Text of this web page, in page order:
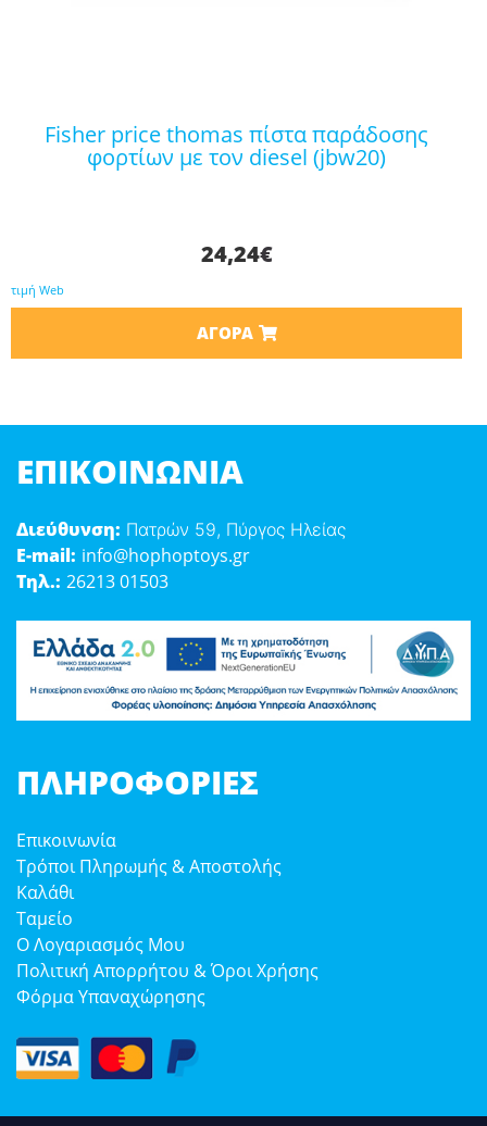
fisher price thomas πίστα παράδοσης
φορτίων με τον diesel (jbw20)
24,24€
τιμή Web
ΑΓΟΡΆ
ΕΠΙΚΟΙΝΩΝΊΑ
Διεύθυνση: Πατρών 59, Πύργος Ηλείας
E-mail: info@hophoptoys.gr
Τηλ.: 26213 01503
ΠΛΗΡΟΦΟΡΊΕΣ
Επικοινωνία
Τρόποι Πληρωμής & Αποστολής
Καλάθι
Ταμείο
Ο Λογαριασμός Μου
Πολιτική Απορρήτου & Όροι Χρήσης
Φόρμα Υπαναχώρησης